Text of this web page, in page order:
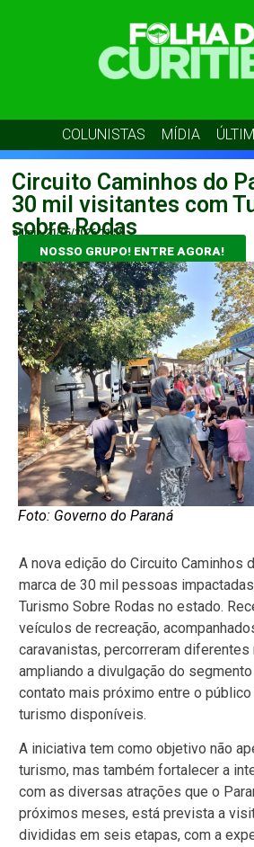
COLUNISTAS MÍDIA
Circuito Caminhos do
30 mil visitantes com
sobre Rodas
admin 21/05/2026 11:59
NOSSO GRUPO! ENTRE AGORA!
Foto: Governo do Paraná
A nova edição do Circuito Caminhos
marca de 30 mil pessoas
Turismo Sobre Rodas no estado.
veículos de recreação,
caravanistas, percorreram diferentes
ampliando a divulgação do
contato mais próximo entre o
turismo disponíveis.
A iniciativa tem como objetivo não
turismo, mas também fortalecer a
com as diversas atrações que o
próximos meses, está prevista a
divididas em seis etapas, com a